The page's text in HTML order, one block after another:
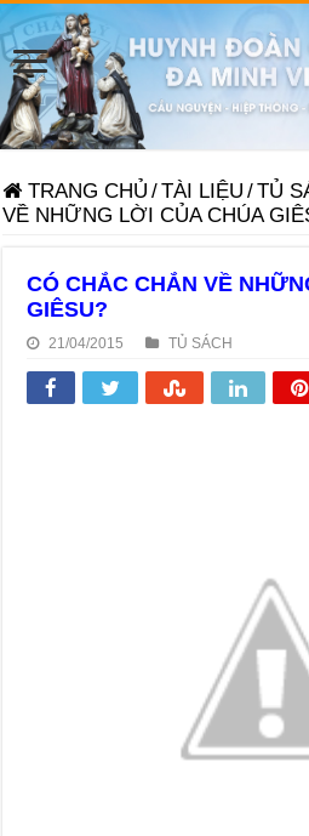
TRANG CHỦ /TÀI LIỆU /TỦ
VỀ NHỮNG LỜI CỦA CHÚA
CÓ CHẮC CHẮN VỀ
GIÊSU?
21/04/2015 TỦ SÁCH